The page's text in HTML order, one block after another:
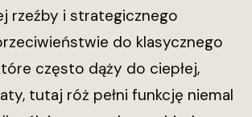
rzeźby i strategicznego
do klasycznego
często dąży do ciepłej,
tutaj róż pełni funkcję niemal